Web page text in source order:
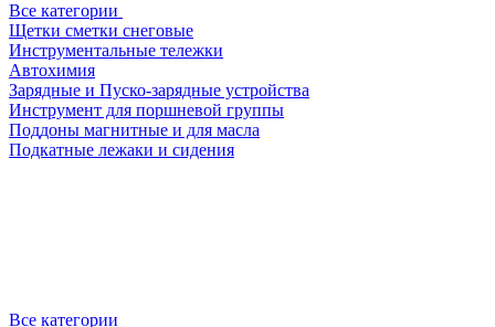
Все категории
Щетки сметки снеговые
Инструментальные тележки
Автохимия
Зарядные и Пуско-зарядные устройства
Инструмент для поршневой группы
Поддоны магнитные и для масла
Подкатные лежаки и сидения
Все категории